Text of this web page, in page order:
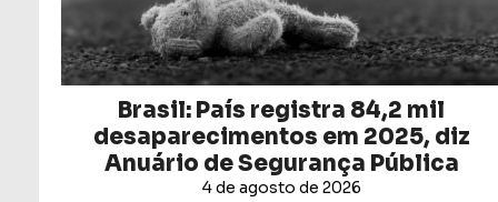
Brasil: País registra 84,2 mil
desaparecimentos em 2025, diz
Anuário de Segurança Pública
4 de agosto de 2026